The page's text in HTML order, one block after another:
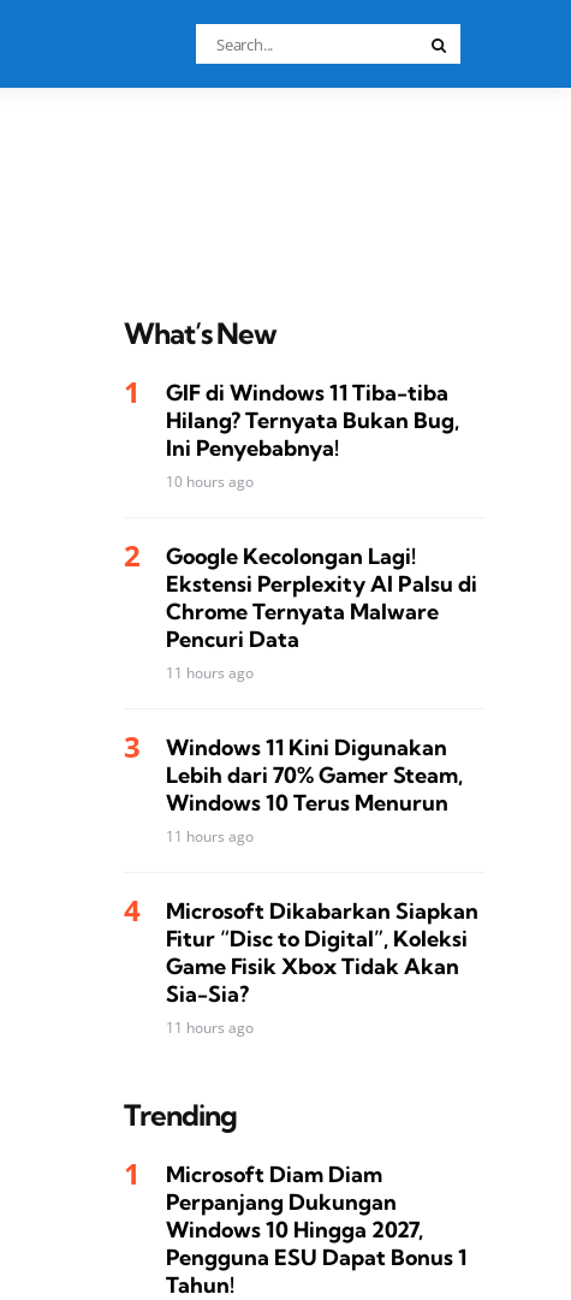
Search
for:
What’s New
GIF di Windows 11 Tiba-tiba
Hilang? Ternyata Bukan Bug,
Ini Penyebabnya!
10 hours ago
Google Kecolongan Lagi!
Ekstensi Perplexity AI Palsu di
Chrome Ternyata Malware
Pencuri Data
11 hours ago
Windows 11 Kini Digunakan
Lebih dari 70% Gamer Steam,
Windows 10 Terus Menurun
11 hours ago
Microsoft Dikabarkan Siapkan
Fitur “Disc to Digital”, Koleksi
Game Fisik Xbox Tidak Akan
Sia-Sia?
11 hours ago
Trending
Microsoft Diam Diam
Perpanjang Dukungan
Windows 10 Hingga 2027,
Pengguna ESU Dapat Bonus 1
Tahun!